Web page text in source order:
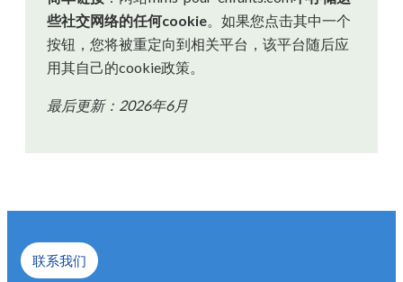
些社交网络的任何cookie。如果您点击其中一个
按钮，您将被重定向到相关平台，该平台随后应
用其自己的cookie政策。
最后更新：2026年6月
联系我们